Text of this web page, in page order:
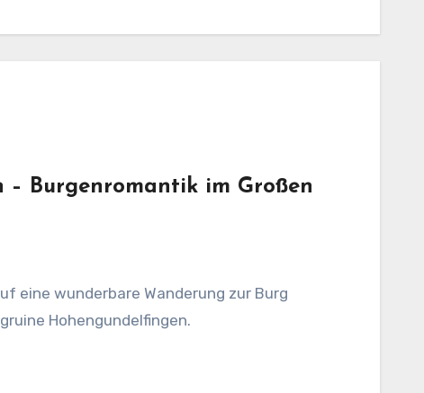
– Burgenromantik im Großen
eine wunderbare Wanderung zur Burg
Hohengundelfingen.